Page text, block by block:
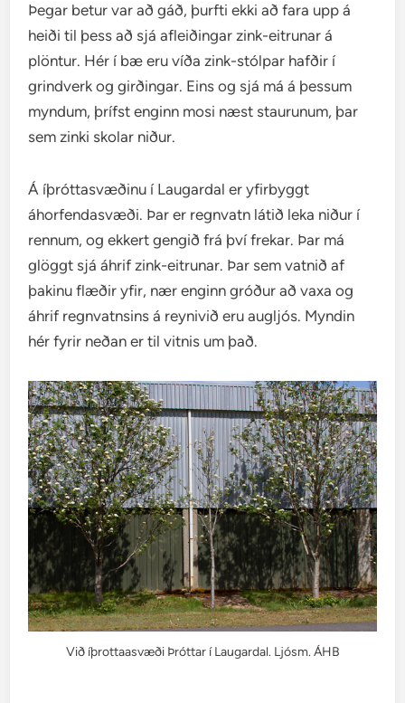
Þegar betur var að gáð, þurfti ekki að fara upp á
heiði til þess að sjá afleiðingar zink-eitrunar á
plöntur. Hér í bæ eru víða zink-stólpar hafðir í
grindverk og girðingar. Eins og sjá má á þessum
myndum, þrífst enginn mosi næst staurunum, þar
sem zinki skolar niður.
Á íþróttasvæðinu í Laugardal er yfirbyggt
áhorfendasvæði. Þar er regnvatn látið leka niður í
rennum, og ekkert gengið frá því frekar. Þar má
glöggt sjá áhrif zink-eitrunar. Þar sem vatnið af
þakinu flæðir yfir, nær enginn gróður að vaxa og
áhrif regnvatnsins á reynivið eru augljós. Myndin
hér fyrir neðan er til vitnis um það.
Við íþrottaasvæði Þróttar í Laugardal. Ljósm. ÁHB